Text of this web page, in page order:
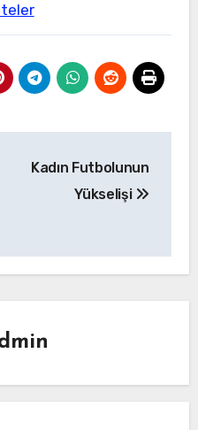
Kadın Futbolunun
Yükselişi